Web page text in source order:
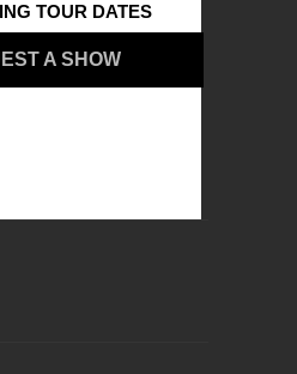
TOUR DATES
A SHOW